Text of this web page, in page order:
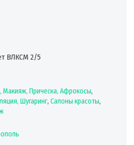
ВЛКСМ 2/5
Макияж, Прическа, Афрокосы,
Шугаринг, Салоны красоты,